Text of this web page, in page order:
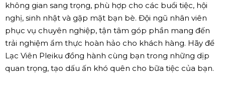
không gian sang trọng, phù hợp cho các buổi tiệc, hội
nghị, sinh nhật và gặp mặt bạn bè. Đội ngũ nhân viên
phục vụ chuyên nghiệp, tận tâm góp phần mang đến
trải nghiệm ẩm thực hoàn hảo cho khách hàng. Hãy để
Lạc Viên Pleiku đồng hành cùng bạn trong những dịp
quan trọng, tạo dấu ấn khó quên cho bữa tiệc của bạn.